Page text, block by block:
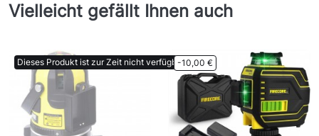
Vielleicht gefällt Ihnen auch
Dieses Produkt ist zur Zeit nicht verfügbar.-10,00 €